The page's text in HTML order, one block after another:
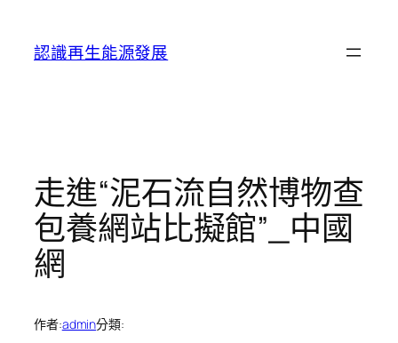
認識再生能源發展
走進“泥石流自然博物查
包養網站比擬館”_中國
網
作者:admin分類: